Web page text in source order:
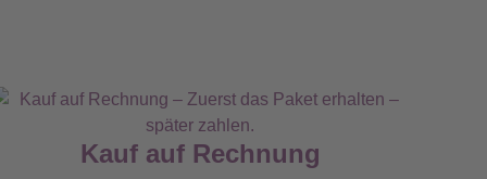
Kauf auf Rechnung